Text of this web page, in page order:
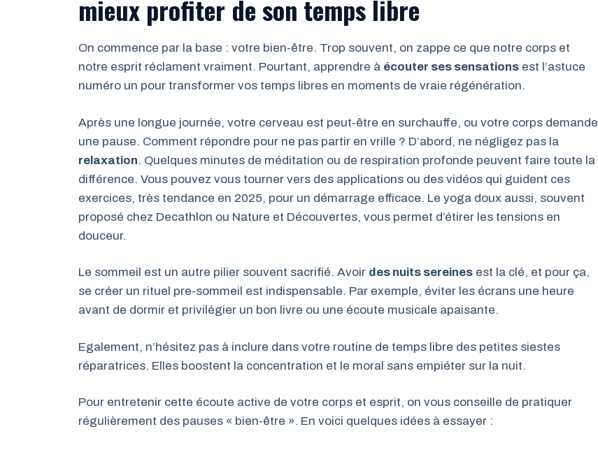
mieux profiter de son temps libre
On commence par la base : votre bien-être. Trop souvent, on zappe ce que notre corps et
notre esprit réclament vraiment. Pourtant, apprendre à écouter ses sensations est l’astuce
numéro un pour transformer vos temps libres en moments de vraie régénération.
Après une longue journée, votre cerveau est peut-être en surchauffe, ou votre corps demande
une pause. Comment répondre pour ne pas partir en vrille ? D’abord, ne négligez pas la
relaxation. Quelques minutes de méditation ou de respiration profonde peuvent faire toute la
différence. Vous pouvez vous tourner vers des applications ou des vidéos qui guident ces
exercices, très tendance en 2025, pour un démarrage efficace. Le yoga doux aussi, souvent
proposé chez Decathlon ou Nature et Découvertes, vous permet d’étirer les tensions en
douceur.
Le sommeil est un autre pilier souvent sacrifié. Avoir des nuits sereines est la clé, et pour ça,
se créer un rituel pre-sommeil est indispensable. Par exemple, éviter les écrans une heure
avant de dormir et privilégier un bon livre ou une écoute musicale apaisante.
Egalement, n’hésitez pas à inclure dans votre routine de temps libre des petites siestes
réparatrices. Elles boostent la concentration et le moral sans empiéter sur la nuit.
Pour entretenir cette écoute active de votre corps et esprit, on vous conseille de pratiquer
régulièrement des pauses « bien-être ». En voici quelques idées à essayer :